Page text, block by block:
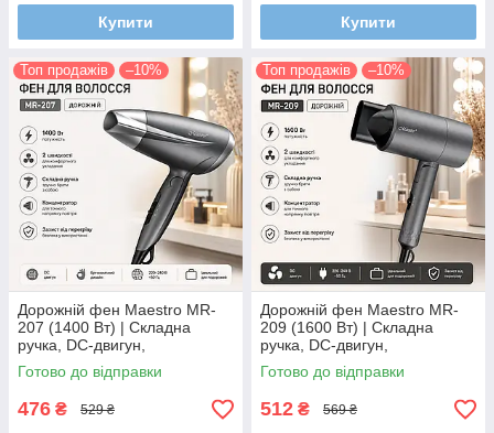
Купити Купити
Топ продажів –10%
Дорожній фен Maestro MR-
207 (1400 Вт) | Складна
ручка, DC-двигун,
концентратор, 2 швидкості
Готово до відправки
476 ₴ 529 ₴
Топ продажів –10%
Дорожній фен Maestro MR-
209 (1600 Вт) | Складна
ручка, DC-двигун,
концентратор, 2 швидкості
Готово до відправки
512 ₴ 569 ₴